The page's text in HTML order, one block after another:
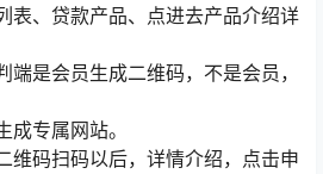
表、贷款产品、点进去产品介绍详
是会员生成二维码，不是会员，
专属网站。
维码扫码以后，详情介绍，点击申